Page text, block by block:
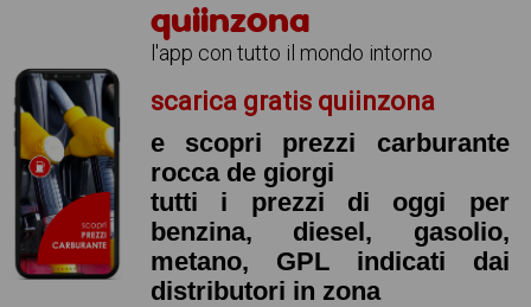
quiinzona
l'app con tutto il mondo intorno
scarica gratis quiinzona
e scopri prezzi carburante
rocca de giorgi
tutti i prezzi di oggi per
benzina, diesel, gasolio,
metano, GPL indicati dai
distributori in zona